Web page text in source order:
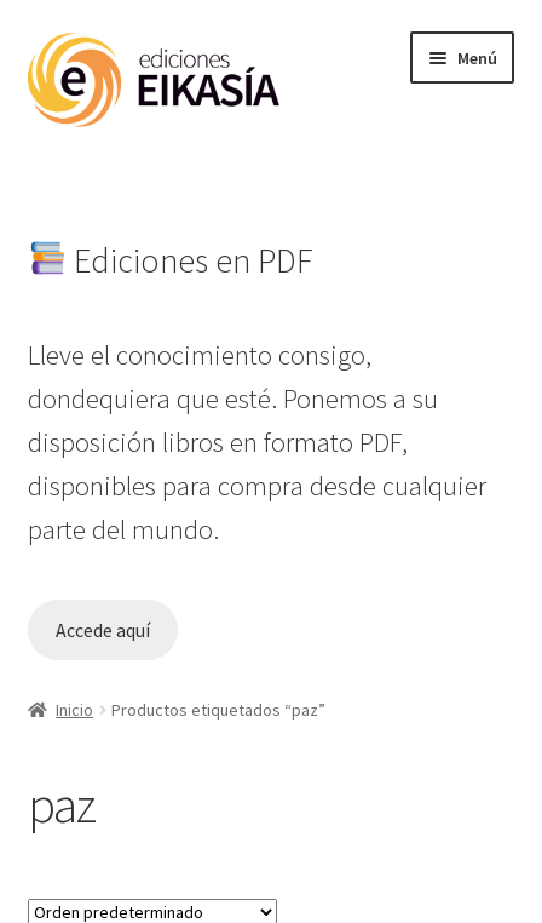
a
la
navegación
al
contenido
Menú
Próx publ
Ediciones PDF
Ediciones en PDF
Lleve el conocimiento consigo,
dondequiera que esté. Ponemos a su
disposición libros en formato PDF,
disponibles para compra desde cualquier
parte del mundo.
Accede aquí
Inicio Productos etiquetados “paz”
paz